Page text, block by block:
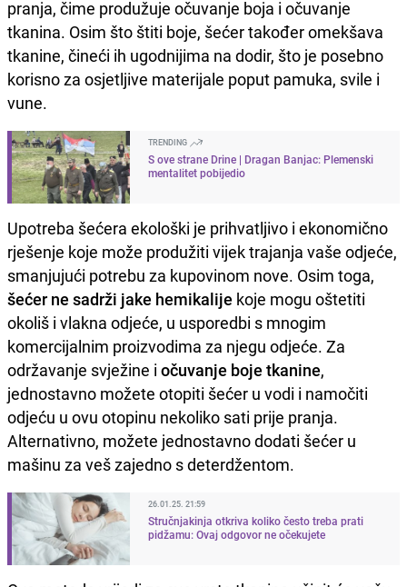
pranja, čime produžuje očuvanje boja i očuvanje
tkanina. Osim što štiti boje, šećer također omekšava
tkanine, čineći ih ugodnijima na dodir, što je posebno
korisno za osjetljive materijale poput pamuka, svile i
vune.
TRENDING
S ove strane Drine | Dragan Banjac: Plemenski
mentalitet pobijedio
Upotreba šećera ekološki je prihvatljivo i ekonomično
rješenje koje može produžiti vijek trajanja vaše odjeće,
smanjujući potrebu za kupovinom nove. Osim toga,
šećer ne sadrži jake hemikalije koje mogu oštetiti
okoliš i vlakna odjeće, u usporedbi s mnogim
komercijalnim proizvodima za njegu odjeće. Za
održavanje svježine i očuvanje boje tkanine,
jednostavno možete otopiti šećer u vodi i namočiti
odjeću u ovu otopinu nekoliko sati prije pranja.
Alternativno, možete jednostavno dodati šećer u
mašinu za veš zajedno s deterdžentom.
26.01.25. 21:59
Stručnjakinja otkriva koliko često treba prati
pidžamu: Ovaj odgovor ne očekujete